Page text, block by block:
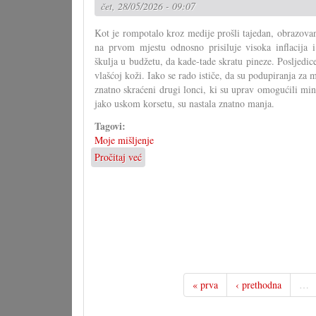
obljetnice
čet, 28/05/2026 - 09:07
Kot je rompotalo kroz medije prošli tajedan,
na prvom mjestu odnosno prisiluje visoka inflacija
škulja u budžetu, da kade-tade skratu pineze.
vlašćoj koži. Iako se rado ističe, da su podupiranja za
znatno skraćeni drugi lonci, ki su uprav omogućili
jako uskom korsetu, su nastala znatno manja.
Tagovi:
Moje mišljenje
Pročitaj već
Skraćenja
« prva ‹ prethodna …